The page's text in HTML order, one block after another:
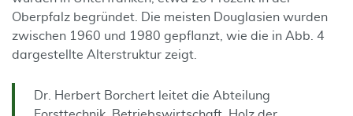
Oberpfalz begründet. Die meisten Douglasien wurden
zwischen 1960 und 1980 gepflanzt, wie die in Abb. 4
dargestellte Alterstruktur zeigt.
Dr. Herbert Borchert leitet die Abteilung